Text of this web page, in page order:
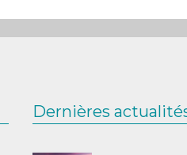
Dernières